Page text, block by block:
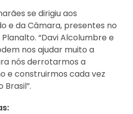
se dirigiu aos
e da Câmara, presentes no
“Davi Alcolumbre e
nos ajudar muito a
nós derrotarmos a
e construirmos cada vez